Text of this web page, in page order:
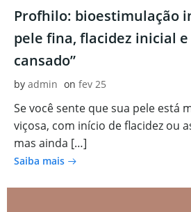
Profhilo: bioestimulação
pele fina, flacidez inicial e
cansado”
by admin on fev 25
Se você sente que sua pele está
viçosa, com início de flacidez ou
mas ainda […]
Saiba mais